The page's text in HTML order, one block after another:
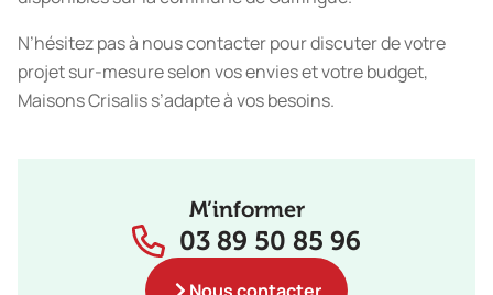
N’hésitez pas à nous contacter pour discuter de votre
projet sur-mesure selon vos envies et votre budget,
Maisons Crisalis s’adapte à vos besoins.
M’informer
03 89 50 85 96